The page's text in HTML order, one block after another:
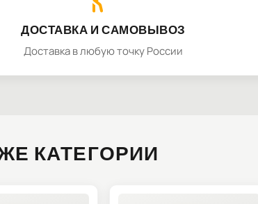
ДОСТАВКА И САМОВЫВОЗ
Доставка в любую точку России
КАТЕГОРИИ